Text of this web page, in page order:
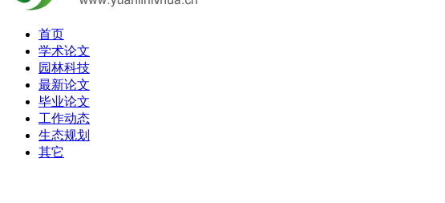
首页
学术论文
园林科技
最新论文
毕业论文
工作动态
生态规划
其它